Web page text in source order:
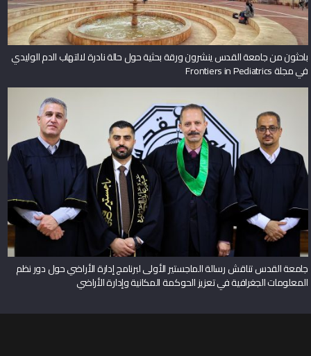
باحثون من جامعة القدس ينشرون ورقة بحثية حول حالة نادرة لالتهاب الدم الوليدي
في مجلة Frontiers in Pediatrics
جامعة القدس تناقش رسالة الماجستير الأولى لبرنامج إدارة الأراضي حول دور نظم
المعلومات الجغرافية في تعزيز الحوكمة المكانية وإدارة الأراضي